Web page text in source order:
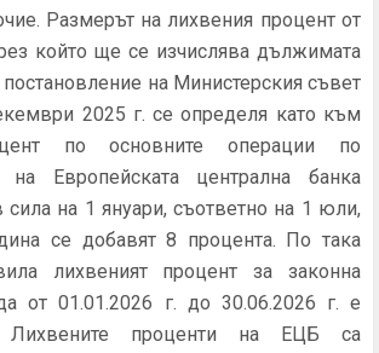
Размерът на лихвения процент от
който ще се изчислява дължимата
постановление на Министерския съвет
2025 г. се определя като към
по основните операции по
на Европейската централна банка
на 1 януари, съответно на 1 юли,
се добавят 8 процента. По така
лихвеният процент за законна
от 01.01.2026 г. до 30.06.2026 г. е
Лихвените проценти на ЕЦБ са